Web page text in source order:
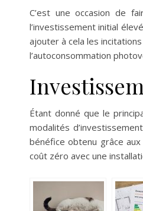
C’est une occasion de
l’investissement initial
ajouter à cela les
l’autoconsommation
Étant donné que le
modalités
bénéfice obtenu grâce aux
coût zéro avec une